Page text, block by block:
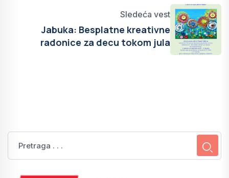
Sledeća vest
Jabuka: Besplatne kreativne
radonice za decu tokom jula